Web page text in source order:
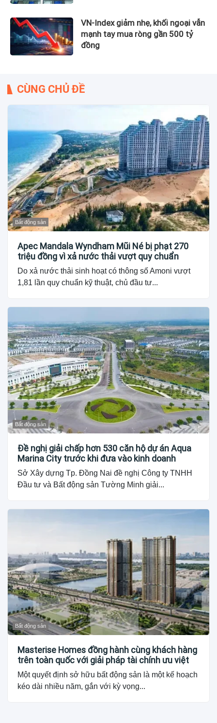
VN-Index giảm nhẹ, khối ngoại vẫn
mạnh tay mua ròng gần 500 tỷ
đồng
CÙNG CHỦ ĐỀ
Bất động sản
Apec Mandala Wyndham Mũi Né bị phạt 270
triệu đồng vì xả nước thải vượt quy chuẩn
Do xả nước thải sinh hoạt có thông số Amoni vượt
1,81 lần quy chuẩn kỹ thuật, chủ đầu tư...
Bất động sản
Đề nghị giải chấp hơn 530 căn hộ dự án Aqua
Marina City trước khi đưa vào kinh doanh
Sở Xây dựng Tp. Đồng Nai đề nghị Công ty TNHH
Đầu tư và Bất động sản Tường Minh giải...
Bất động sản
Masterise Homes đồng hành cùng khách hàng
trên toàn quốc với giải pháp tài chính ưu việt
Một quyết định sở hữu bất động sản là một kế hoạch
kéo dài nhiều năm, gắn với kỳ vọng...